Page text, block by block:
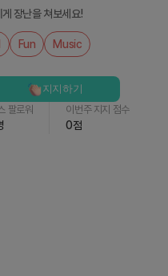
장난을 쳐보세요!
Fun Music
팔로워 이번주 지지 점수
0점
지지하기